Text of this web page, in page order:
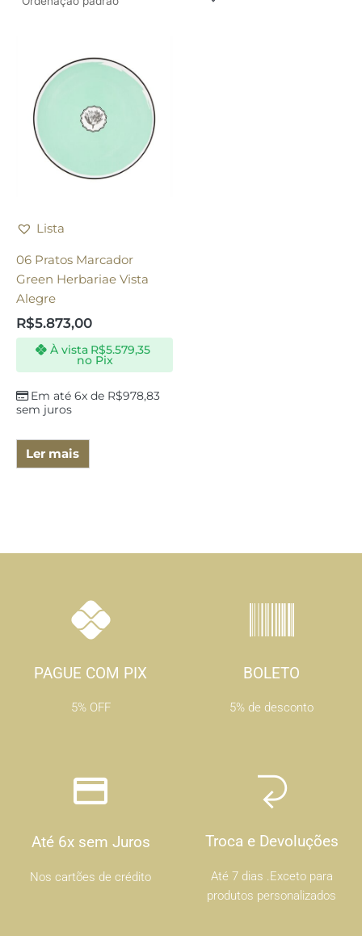
Lista
06 Pratos Marcador
Green Herbariae Vista
Alegre
R$5.873,00
Em até 6x de R$978,83
sem juros
À vista R$5.579,35
no Pix
Ler mais
PAGUE COM PIX
5% OFF
BOLETO
5% de desconto
Até 6x sem Juros
Nos cartões de crédito
Troca e Devoluções
Até 7 dias .Exceto para
produtos personalizados